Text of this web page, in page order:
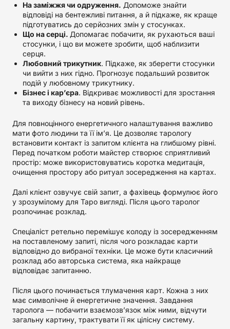
На заміжжя чи одруження. Допоможе знайти
відповіді на бентежливі питання, а й підкаже, як краще
підготуватись до серйозних змін у стосунках.
Що на серці. Допомагає побачити, як рухаються ваші
стосунки, і що ви можете зробити, щоб наблизити
серця.
Любовний трикутник. Підкаже, як зберегти стосунки
чи вийти з них гідно. Прогнозує подальший розвиток
подій у любовному трикутнику.
Бізнес і кар’єра. Відкриває можливості для зростання
та виходу бізнесу на новий рівень.
Для повноцінного енергетичного налаштування важливо
мати фото людини та її ім’я. Це дозволяє тарологу
встановити контакт із запитом клієнта на глибшому рівні.
Перед початком роботи майстер створює сприятливий
простір: може використовуватись коротка медитація,
очищення простору або ритуал зосередження на картах.
Далі клієнт озвучує свій запит, а фахівець формулює його
у зрозумілому для Таро вигляді. Після цього таролог
розпочинає розклад.
Спеціаліст ретельно перемішує колоду із зосередженням
на поставленому запиті, після чого розкладає карти
відповідно до вибраної техніки. Це може бути класичний
розклад або авторська система, яка найкраще
відповідає запитанню.
Після цього починається тлумачення карт. Кожна з них
має символічне й енергетичне значення. Завдання
таролога — побачити взаємозв’язок між ними, відчути
загальну картину, трактувати її як цілісну систему.